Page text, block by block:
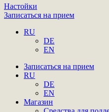
Настойки
Записаться на прием
RU
DE
EN
Записаться на прием
RU
DE
EN
Магазин